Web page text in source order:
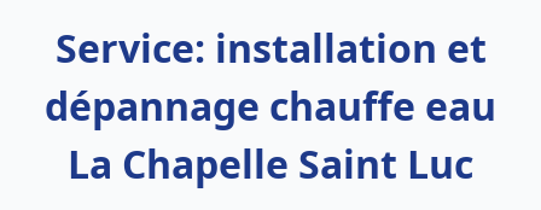
Service: installation et
dépannage chauffe eau
La Chapelle Saint Luc